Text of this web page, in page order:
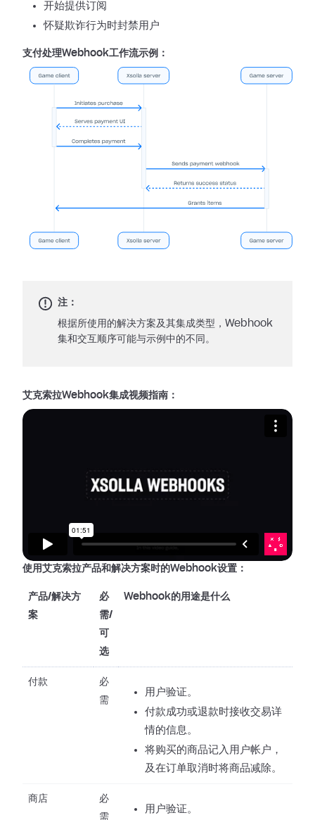
开始提供订阅
怀疑欺诈行为时封禁用户
支付处理Webhook工作流示例：
注：
根据所使用的解决方案及其集成类型，Webhook
集和交互顺序可能与示例中的不同。
艾克索拉Webhook集成视频指南：
使用艾克索拉产品和解决方案时的Webhook设置：
产品/解决方
案
必
需/
可
选
Webhook的用途是什么
付款
必
需
用户验证。
付款成功或退款时接收交易详
情的信息。
将购买的商品记入用户帐户，
及在订单取消时将商品减除。
商店
必
需
用户验证。